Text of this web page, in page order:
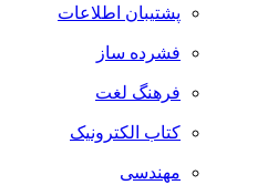
پشتیبان اطلاعات
فشرده ساز
فرهنگ لغت
کتاب الکترونیک
مهندسی